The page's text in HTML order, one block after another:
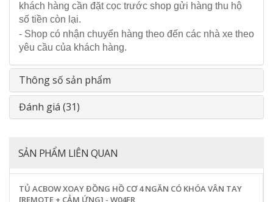
khách hàng cần đặt cọc trước shop gửi hàng thu hộ
số tiền còn lại.
- Shop có nhận chuyển hàng theo đến các nhà xe theo
yêu cầu của khách hàng.
Thông số sản phẩm
Đánh giá (31)
SẢN PHẨM LIÊN QUAN
TỦ ACBOW XOAY ĐỒNG HỒ CƠ 4 NGĂN CÓ KHÓA VÂN TAY
[REMOTE + CẢM ỨNG] - W04FR